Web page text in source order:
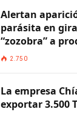
Alertan
parásita en
“zozobra” a
2.750
La empresa
exportar 3.500